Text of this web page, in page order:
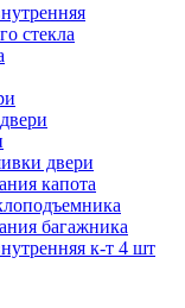
стекла
двери
капота
багажника
к-т 4 шт